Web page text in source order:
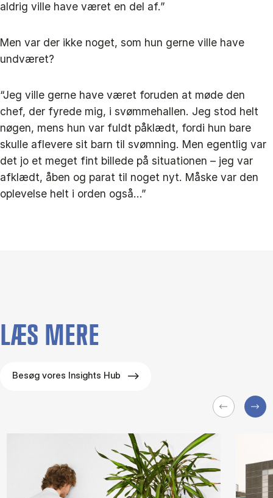
aldrig ville have været en del af.”
Men var der ikke noget, som hun gerne ville have
undværet?
“Jeg ville gerne have været foruden at møde den
chef, der fyrede mig, i svømmehallen. Jeg stod helt
nøgen, mens hun var fuldt påklædt, fordi hun bare
skulle aflevere sit barn til svømning. Men egentlig var
det jo et meget fint billede på situationen – jeg var
afklædt, åben og parat til noget nyt. Måske var den
oplevelse helt i orden også…”
LÆS MERE
Besøg vores Insights Hub